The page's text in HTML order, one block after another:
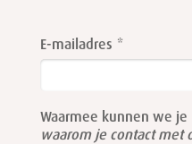
this
field
E-mailadres
Waarmee kunnen we je
waarom je contact met